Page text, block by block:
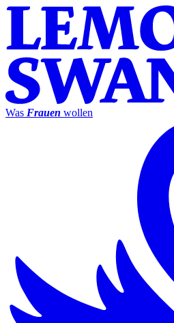
Was Frauen wollen